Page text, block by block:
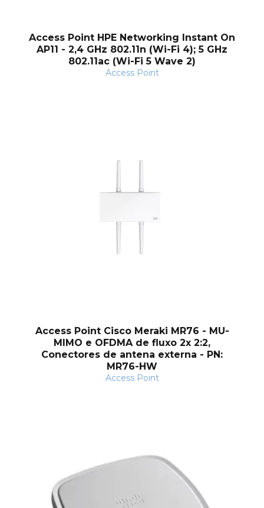
Access Point HPE Networking Instant On
AP11 - 2,4 GHz 802.11n (Wi-Fi 4); 5 GHz
802.11ac (Wi-Fi 5 Wave 2)
Access Point
Access Point Cisco Meraki MR76 - MU-
MIMO e OFDMA de fluxo 2x 2:2,
Conectores de antena externa - PN:
MR76-HW
Access Point